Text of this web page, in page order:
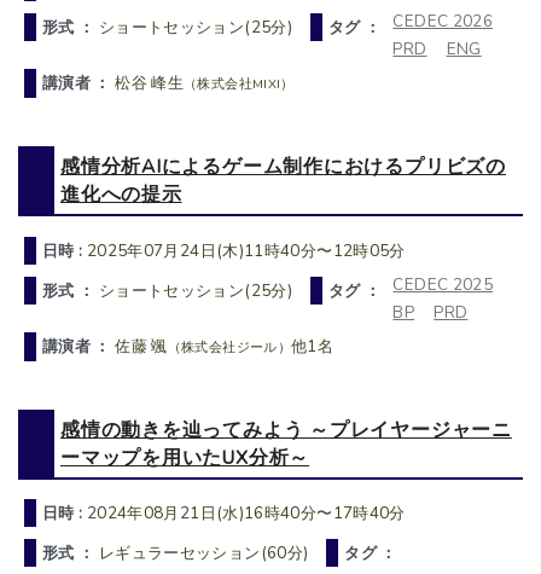
形式 ： ショートセッション(25分) タグ ：
CEDEC 2026
PRD
ENG
講演者 ：松谷 峰生 （株式会社MIXI）
感情分析AIによるゲーム制作におけるプリビズの
進化への提示
日時 : 2025年07月24日(木)11時40分〜12時05分
形式 ： ショートセッション(25分) タグ ：
CEDEC 2025
BP
PRD
講演者 ：佐藤 颯 （株式会社ジール） 他1名
感情の動きを辿ってみよう ～プレイヤージャーニ
ーマップを用いたUX分析～
日時 : 2024年08月21日(水)16時40分〜17時40分
形式 ： レギュラーセッション(60分)
タグ ：